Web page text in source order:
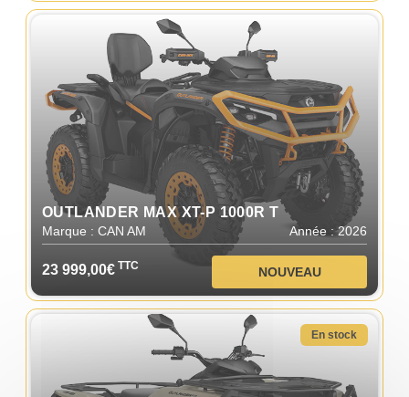
OUTLANDER MAX XT-P 1000R T
Marque : CAN AM Année : 2026
23 999,00€ TTC NOUVEAU
En stock